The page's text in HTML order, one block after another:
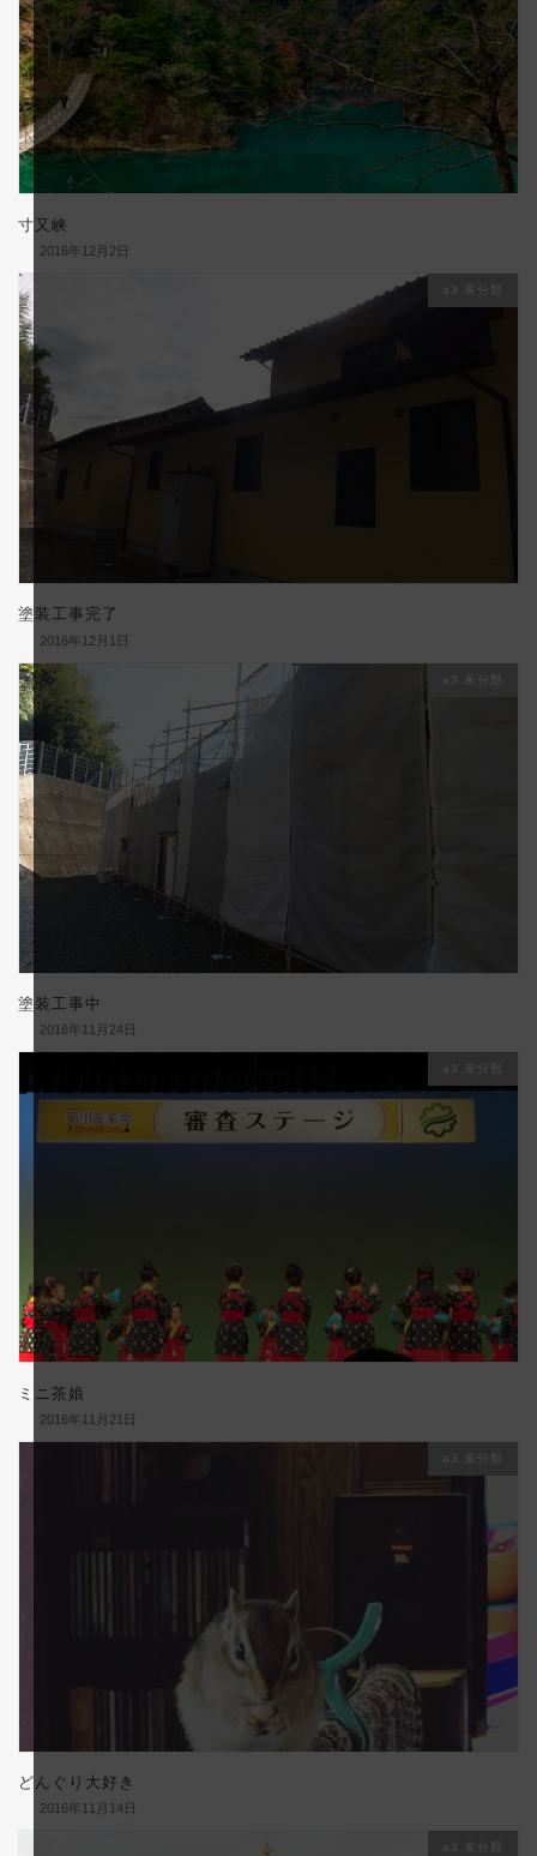
寸又峡
2016年12月2日
a3.未分類
塗装工事完了
2016年12月1日
a3.未分類
塗装工事中
2016年11月24日
a3.未分類
ミニ茶娘
2016年11月21日
a3.未分類
どんぐり大好き
2016年11月14日
a3.未分類